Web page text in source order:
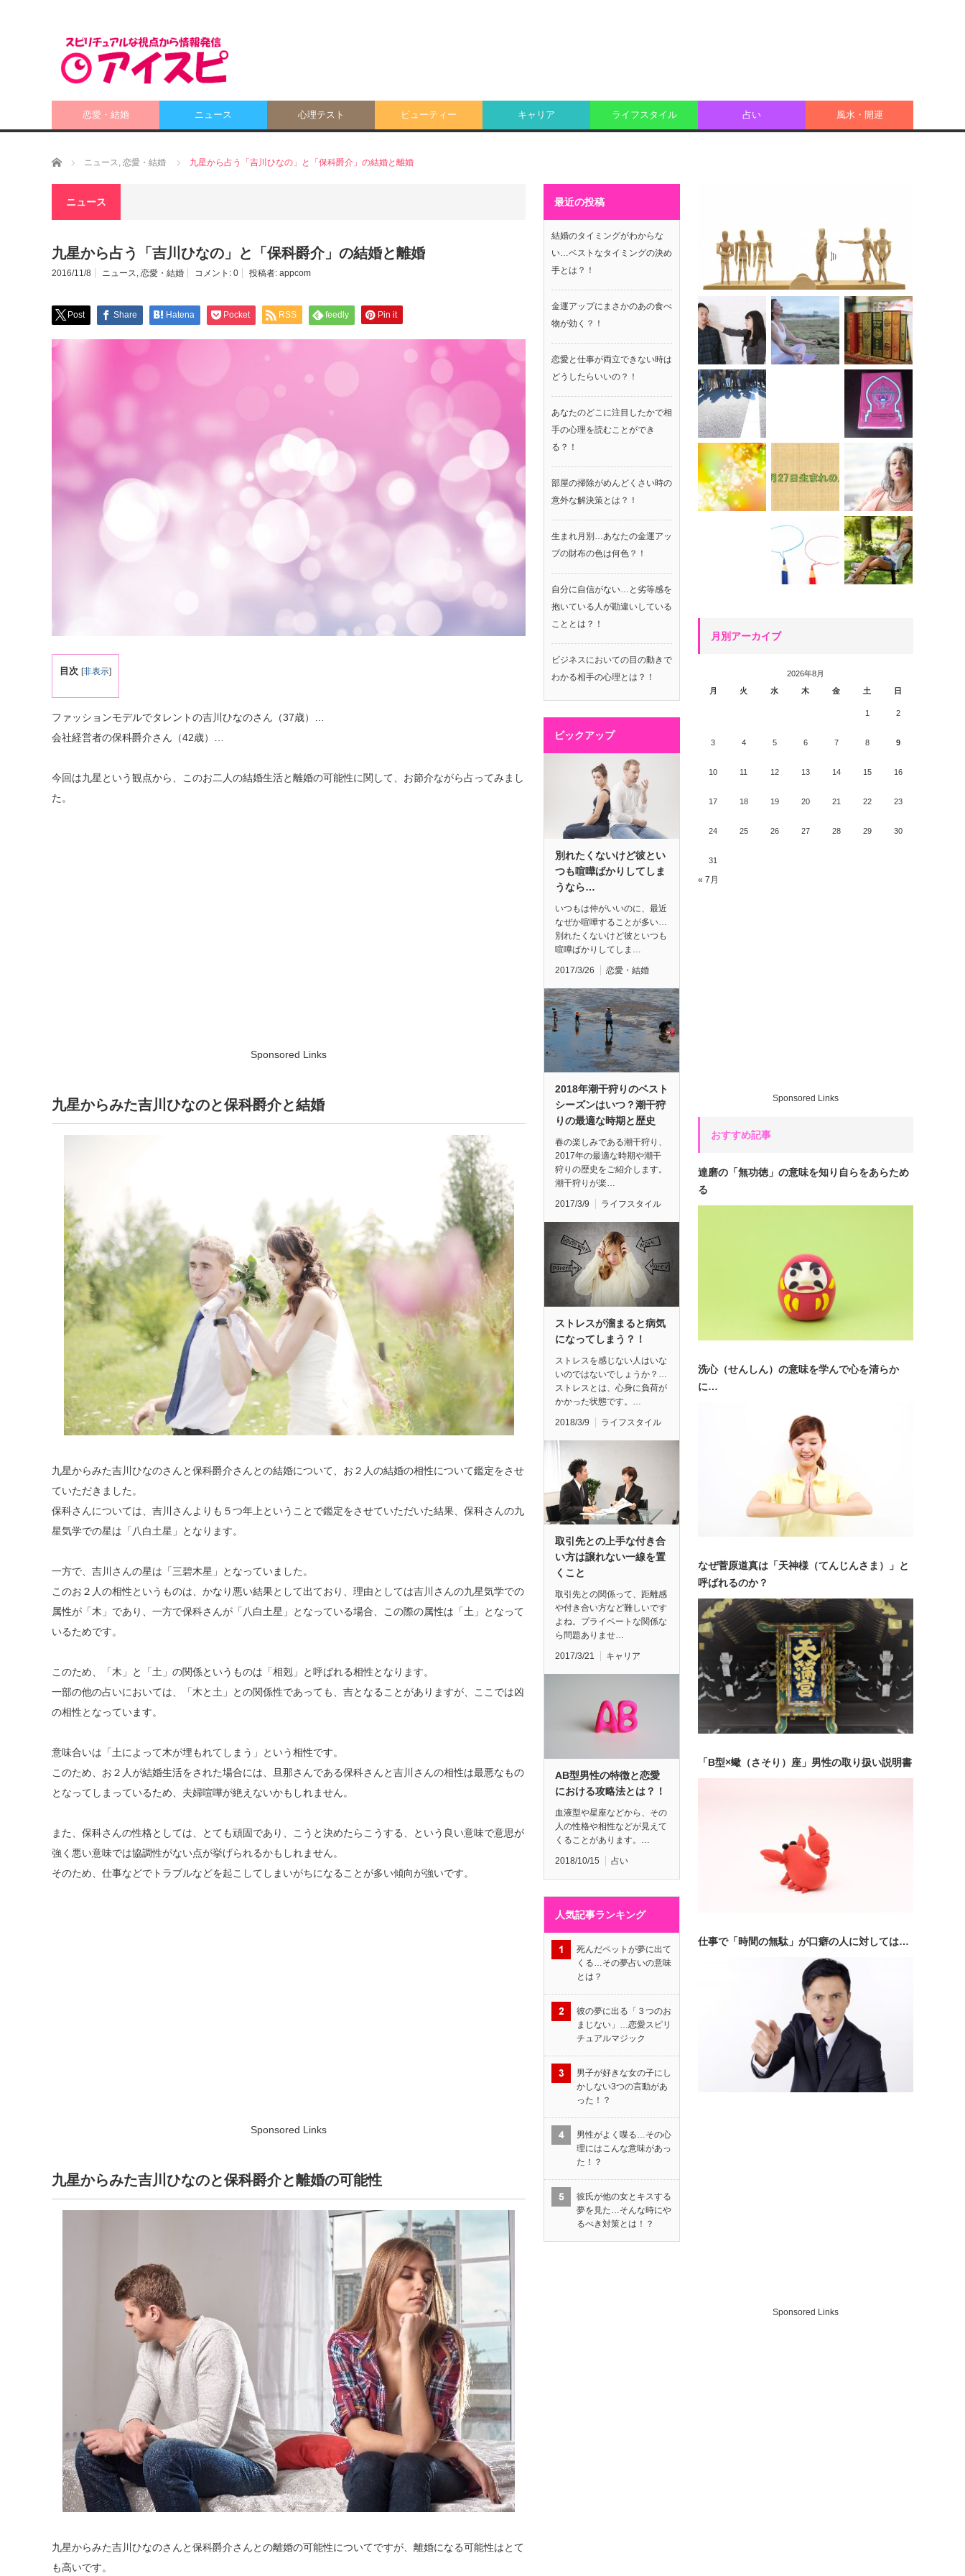
恋愛・結婚 ニュース 心理テスト ビューティー キャリア ライフスタイル 占い 風水・開運
ホーム ニュース, 恋愛・結婚 九星から占う「吉川ひなの」と「保科爵介」の結婚と離婚
ニュース
九星から占う「吉川ひなの」と「保科爵介」の結婚と離婚
2016/11/8 ニュース, 恋愛・結婚 コメント: 0 投稿者: appcom
Post Share Hatena Pocket RSS feedly Pin it
目次 [非表示]
ファッションモデルでタレントの吉川ひなのさん（37歳）…
会社経営者の保科爵介さん（42歳）…
今回は九星という観点から、このお二人の結婚生活と離婚の可能性に関して、お節介ながら占ってみまし
た。
Sponsored Links
九星からみた吉川ひなのと保科爵介と結婚
九星からみた吉川ひなのさんと保科爵介さんとの結婚について、お２人の結婚の相性について鑑定をさせ
ていただきました。
保科さんについては、吉川さんよりも５つ年上ということで鑑定をさせていただいた結果、保科さんの九
星気学での星は「八白土星」となります。
一方で、吉川さんの星は「三碧木星」となっていました。
このお２人の相性というものは、かなり悪い結果として出ており、理由としては吉川さんの九星気学での
属性が「木」であり、一方で保科さんが「八白土星」となっている場合、この際の属性は「土」となって
いるためです。
このため、「木」と「土」の関係というものは「相剋」と呼ばれる相性となります。
一部の他の占いにおいては、「木と土」との関係性であっても、吉となることがありますが、ここでは凶
の相性となっています。
意味合いは「土によって木が埋もれてしまう」という相性です。
このため、お２人が結婚生活をされた場合には、旦那さんである保科さんと吉川さんの相性は最悪なもの
となってしまっているため、夫婦喧嘩が絶えないかもしれません。
また、保科さんの性格としては、とても頑固であり、こうと決めたらこうする、という良い意味で意思が
強く悪い意味では協調性がない点が挙げられるかもしれません。
そのため、仕事などでトラブルなどを起こしてしまいがちになることが多い傾向が強いです。
Sponsored Links
九星からみた吉川ひなのと保科爵介と離婚の可能性
九星からみた吉川ひなのさんと保科爵介さんとの離婚の可能性についてですが、離婚になる可能性はとて
も高いです。
最近の投稿
結婚のタイミングがわからな
い…ベストなタイミングの決め
手とは？！
金運アップにまさかのあの食べ
物が効く？！
恋愛と仕事が両立できない時は
どうしたらいいの？！
あなたのどこに注目したかで相
手の心理を読むことができ
る？！
部屋の掃除がめんどくさい時の
意外な解決策とは？！
生まれ月別…あなたの金運アッ
プの財布の色は何色？！
自分に自信がない…と劣等感を
抱いている人が勘違いしている
こととは？！
ビジネスにおいての目の動きで
わかる相手の心理とは？！
ピックアップ
別れたくないけど彼とい
つも喧嘩ばかりしてしま
うなら…
いつもは仲がいいのに、最近
なぜか喧嘩することが多い…
別れたくないけど彼といつも
喧嘩ばかりしてしま…
2017/3/26 恋愛・結婚
2018年潮干狩りのベスト
シーズンはいつ？潮干狩
りの最適な時期と歴史
春の楽しみである潮干狩り、
2017年の最適な時期や潮干
狩りの歴史をご紹介します。
潮干狩りが楽…
2017/3/9 ライフスタイル
ストレスが溜まると病気
になってしまう？！
ストレスを感じない人はいな
いのではないでしょうか？…
ストレスとは、心身に負荷が
かかった状態です。…
2018/3/9 ライフスタイル
取引先との上手な付き合
い方は譲れない一線を置
くこと
取引先との関係って、距離感
や付き合い方など難しいです
よね。プライベートな関係な
ら問題ありませ…
2017/3/21 キャリア
AB型男性の特徴と恋愛
における攻略法とは？！
血液型や星座などから、その
人の性格や相性などが見えて
くることがあります。…
2018/10/15 占い
人気記事ランキング
死んだペットが夢に出て
くる…その夢占いの意味
とは？
彼の夢に出る「３つのお
まじない」…恋愛スピリ
チュアルマジック
男子が好きな女の子にし
かしない3つの言動があ
った！？
男性がよく喋る…その心
理にはこんな意味があっ
た！？
彼氏が他の女とキスする
夢を見た…そんな時にや
るべき対策とは！？
月別アーカイブ
2026年8月
月
火 水 木 金 土 日
1 2
3 4 5 6 7 8 9
10 11 12 13 14 15 16
17 18 19 20 21 22 23
24 25 26 27 28 29 30
31
« 7月
Sponsored Links
おすすめ記事
達磨の「無功徳」の意味を知り自らをあらため
る
洗心（せんしん）の意味を学んで心を清らか
に…
なぜ菅原道真は「天神様（てんじんさま）」と
呼ばれるのか？
「B型×蠍（さそり）座」男性の取り扱い説明書
仕事で「時間の無駄」が口癖の人に対しては…
Sponsored Links